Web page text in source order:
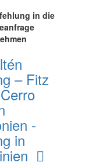
in die
– Fitz
-
in